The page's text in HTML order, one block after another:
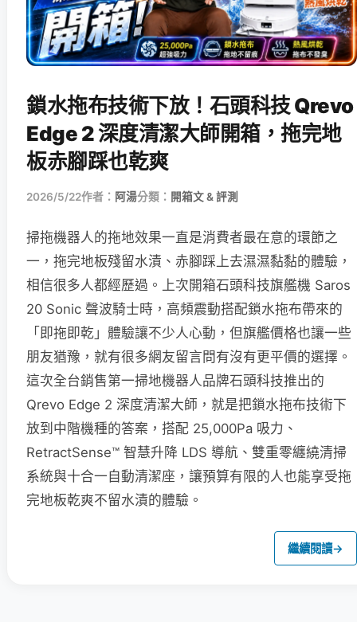
鎖水拖布技術下放！石頭科技 Qrevo
Edge 2 深度清潔大師開箱，拖完地
板赤腳踩也乾爽
2026/5/22作者： 阿湯分類： 開箱文 & 評測
掃拖機器人的拖地效果一直是消費者最在意的環節之
一，拖完地板殘留水漬、赤腳踩上去濕濕黏黏的體驗，
相信很多人都經歷過。上次開箱石頭科技旗艦機 Saros
20 Sonic 聲波騎士時，高頻震動搭配鎖水拖布帶來的
「即拖即乾」體驗讓不少人心動，但旗艦價格也讓一些
朋友猶豫，就有很多網友留言問有沒有更平價的選擇。
這次全台銷售第一掃地機器人品牌石頭科技推出的
Qrevo Edge 2 深度清潔大師，就是把鎖水拖布技術下
放到中階機種的答案，搭配 25,000Pa 吸力、
RetractSense™ 智慧升降 LDS 導航、雙重零纏繞清掃
系統與十合一自動清潔座，讓預算有限的人也能享受拖
完地板乾爽不留水漬的體驗。
繼續閱讀→